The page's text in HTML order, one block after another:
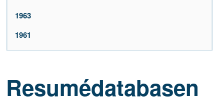
1963
1961
Resumédatabasen